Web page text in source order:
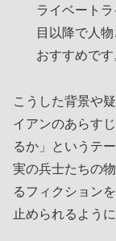
ライベート
目以降で人
おすすめです
こうした背景や
イアンのあらす
るか」というテ
実の兵士たちの
るフィクション
止められるよう